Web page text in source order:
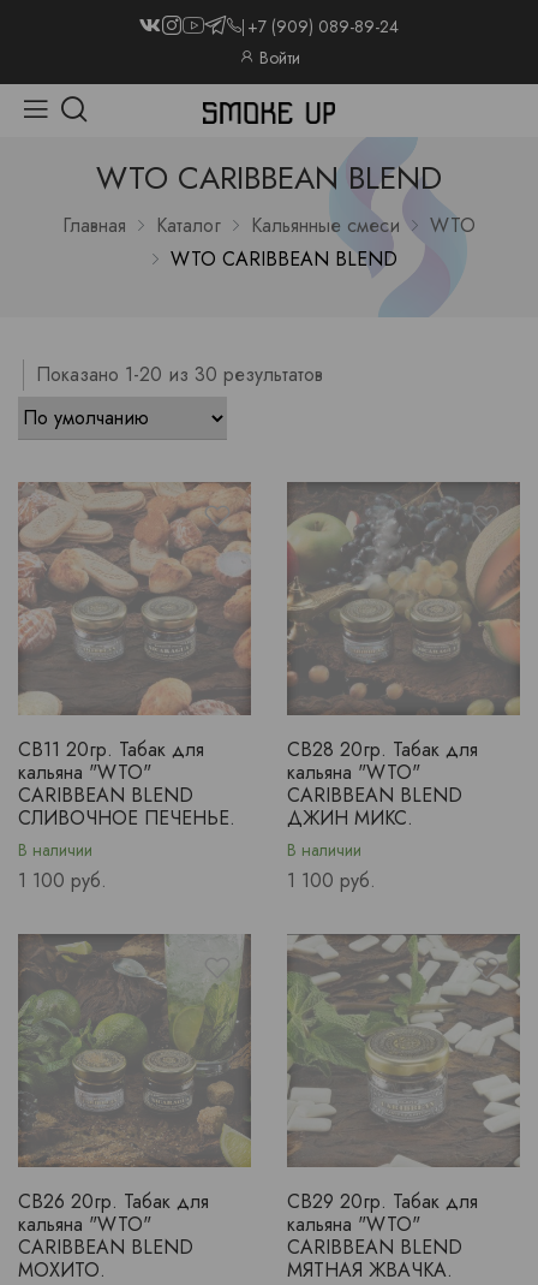
+7 (909) 089-89-24
Войти
WTO CARIBBEAN BLEND
Главная Каталог Кальянные смеси
WTO
WTO CARIBBEAN BLEND
Показано 1-20 из 30 результатов
CB11 20гр. Табак для
кальяна "WTO"
CARIBBEAN BLEND
СЛИВОЧНОЕ ПЕЧЕНЬЕ.
В наличии
Price
1 100 руб.
CB28 20гр. Табак для
кальяна "WTO"
CARIBBEAN BLEND
ДЖИН МИКС.
В наличии
Price
1 100 руб.
CB26 20гр. Табак для
кальяна "WTO"
CARIBBEAN BLEND
МОХИТО.
CB29 20гр. Табак для
кальяна "WTO"
CARIBBEAN BLEND
МЯТНАЯ ЖВАЧКА.